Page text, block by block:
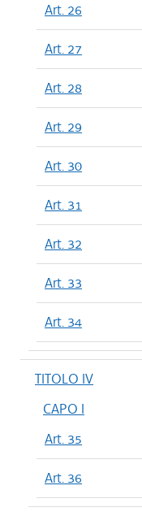
Art. 26
Art. 27
Art. 28
Art. 29
Art. 30
Art. 31
Art. 32
Art. 33
Art. 34
TITOLO IV
CAPO I
Art. 35
Art. 36